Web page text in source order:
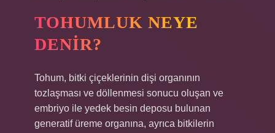
TOHUMLUK NEYE
DENIR?
Tohum, bitki çiçeklerinin dişi organının
tozlaşması ve döllenmesi sonucu oluşan ve
embriyo ile yedek besin deposu bulunan
generatif üreme organına, ayrıca bitkilerin